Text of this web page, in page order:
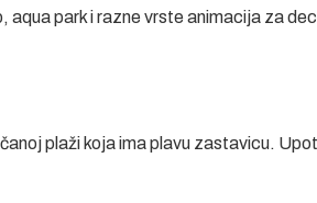
aqua park i razne vrste animacija za
plaži koja ima plavu zastavicu.